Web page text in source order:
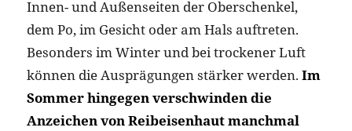
Innen- und Außenseiten der Oberschenkel,
dem Po, im Gesicht oder am Hals auftreten.
Besonders im Winter und bei trockener Luft
können die Ausprägungen stärker werden. Im
Sommer hingegen verschwinden die
Anzeichen von Reibeisenhaut manchmal